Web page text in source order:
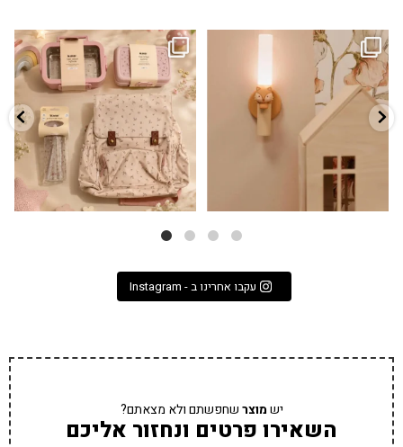
✨ חוזרים למסגרת בסטייל! ✨
הקולקציה החדשה...
9 4
גם פריט עיצובי לחדר, גם מנורת לילה
...
3 0
עקבו אחרינו ב - Instagram
ישמוצרשחפשתם ולא מצאתם?
השאירו פרטים ונחזור אליכם